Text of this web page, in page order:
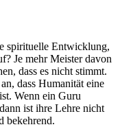
spirituelle Entwicklung,
Je mehr Meister davon
dass es nicht stimmt.
dass Humanität eine
Wenn ein Guru
ist ihre Lehre nicht
bekehrend.